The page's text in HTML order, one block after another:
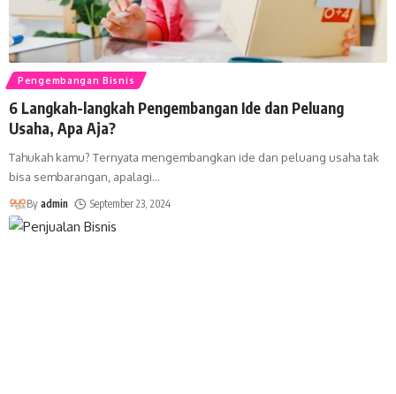
Pengembangan Bisnis
6 Langkah-langkah Pengembangan Ide dan Peluang
Usaha, Apa Aja?
Tahukah kamu? Ternyata mengembangkan ide dan peluang usaha tak
bisa sembarangan, apalagi…
By admin September 23, 2024